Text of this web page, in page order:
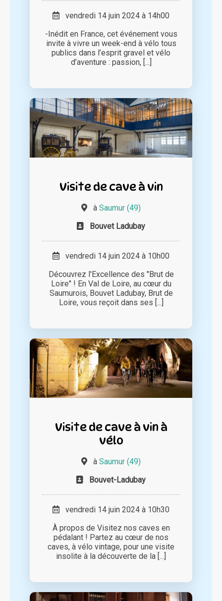
vendredi 14 juin 2024 à 14h00
-Inédit en France, cet événement vous
invite à vivre un week-end à vélo tous
publics dans l’esprit gravel et vélo
d’aventure : passion, [...]
Visite de cave à vin
à Saumur (49)
Bouvet Ladubay
vendredi 14 juin 2024 à 10h00
Découvrez l'Excellence des "Brut de
Loire" ! En Val de Loire, au cœur du
Saumurois, Bouvet Ladubay, Brut de
Loire, vous reçoit dans ses [...]
Visite de cave à vin à
vélo
à Saumur (49)
Bouvet-Ladubay
vendredi 14 juin 2024 à 10h30
À propos de Visitez nos caves en
pédalant ! Partez au cœur de nos
caves, à vélo vintage, pour une visite
insolite à la découverte de la [...]